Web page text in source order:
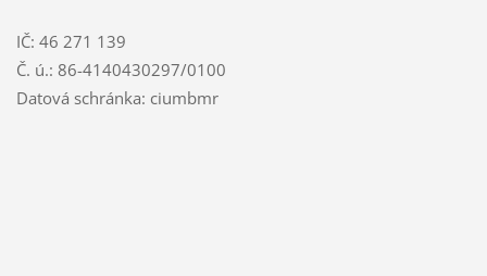
IČ: 46 271 139
Č. ú.: 86-4140430297/0100
Datová schránka: ciumbmr